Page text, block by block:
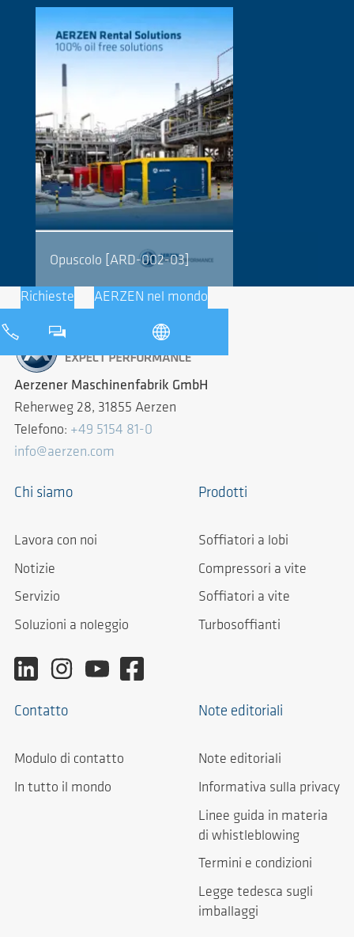
Opuscolo [ARD-002-03]
Richieste AERZEN nel mondo
Aerzener Maschinenfabrik GmbH
Reherweg 28, 31855 Aerzen
Telefono: +49 5154 81-0
info@aerzen.com
Chi siamo
Lavora con noi
Notizie
Servizio
Soluzioni a noleggio
Prodotti
Soffiatori a lobi
Compressori a vite
Soffiatori a vite
Turbosoffianti
Contatto
Modulo di contatto
In tutto il mondo
Note editoriali
Note editoriali
Informativa sulla privacy
Linee guida in materia
di whistleblowing
Termini e condizioni
Legge tedesca sugli
imballaggi